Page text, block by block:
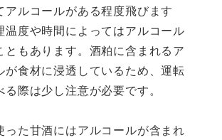
アルコールがある程度飛びます
温度や時間によってはアルコール
ともあります。酒粕に含まれるア
が食材に浸透しているため、運転
る際は少し注意が必要です。
った甘酒にはアルコールが含まれ